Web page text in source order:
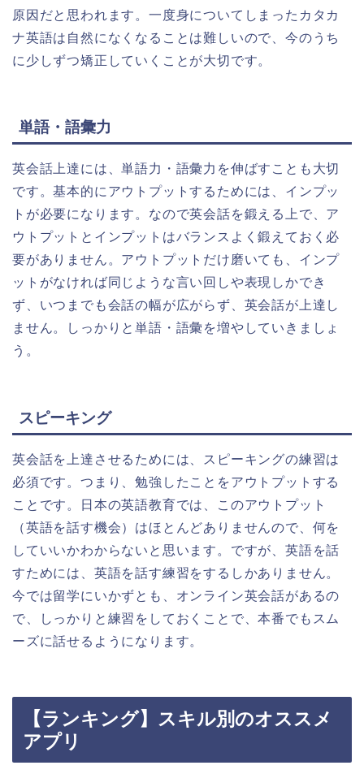
原因だと思われます。一度身についてしまったカタカ
ナ英語は自然になくなることは難しいので、今のうち
に少しずつ矯正していくことが大切です。
単語・語彙力
英会話上達には、単語力・語彙力を伸ばすことも大切
です。基本的にアウトプットするためには、インプッ
トが必要になります。なので英会話を鍛える上で、ア
ウトプットとインプットはバランスよく鍛えておく必
要がありません。アウトプットだけ磨いても、インプ
ットがなければ同じような言い回しや表現しかでき
ず、いつまでも会話の幅が広がらず、英会話が上達し
ません。しっかりと単語・語彙を増やしていきましょ
う。
スピーキング
英会話を上達させるためには、スピーキングの練習は
必須です。つまり、勉強したことをアウトプットする
ことです。日本の英語教育では、このアウトプット
（英語を話す機会）はほとんどありませんので、何を
していいかわからないと思います。ですが、英語を話
すためには、英語を話す練習をするしかありません。
今では留学にいかずとも、オンライン英会話があるの
で、しっかりと練習をしておくことで、本番でもスム
ーズに話せるようになります。
【ランキング】スキル別のオススメ
アプリ